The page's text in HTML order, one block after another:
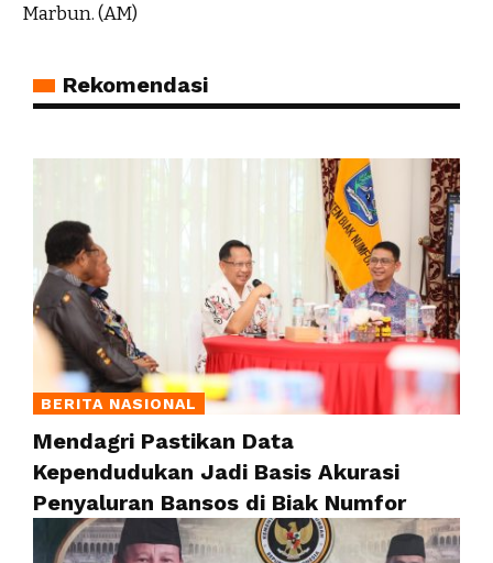
Marbun. (AM)
Rekomendasi
BERITA NASIONAL
Mendagri Pastikan Data
Kependudukan Jadi Basis Akurasi
Penyaluran Bansos di Biak Numfor